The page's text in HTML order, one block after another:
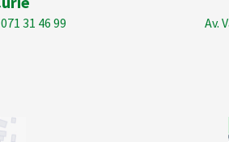
31 46 99
Av.